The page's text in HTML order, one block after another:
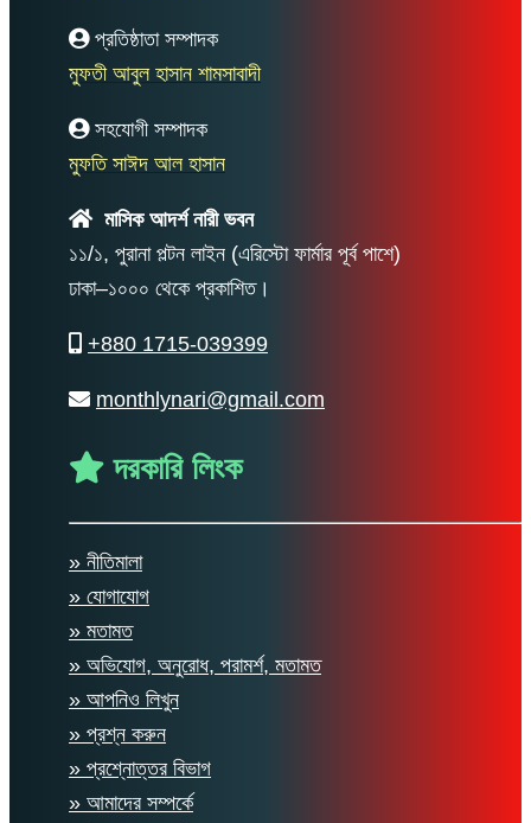
প্রতিষ্ঠাতা সম্পাদক
মুফতী আবুল হাসান শামসাবাদী
সহযোগী সম্পাদক
মুফতি সাঈদ আল হাসান
মাসিক আদর্শ নারী ভবন
১১/১, পুরানা পল্টন লাইন (এরিস্টো ফার্মার পূর্ব পাশে)
ঢাকা–১০০০ থেকে প্রকাশিত।
+880 1715-039399
monthlynari@gmail.com
দরকারি লিংক
» নীতিমালা
» যোগাযোগ
» মতামত
» অভিযোগ, অনুরোধ, পরামর্শ, মতামত
» আপনিও লিখুন
» প্রশ্ন করুন
» প্রশ্নোত্তর বিভাগ
» আমাদের সম্পর্কে